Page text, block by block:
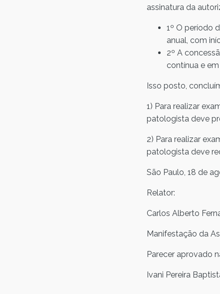
assinatura da
1º O período
anual, com
2º A
contínua e
Isso posto,
1) Para realizar
patologista deve
2) Para realizar
patologista deve
São Paulo, 18 de
Relator:
Carlos Alberto
Manifestação da
Parecer aprovado
Ivani Pereira